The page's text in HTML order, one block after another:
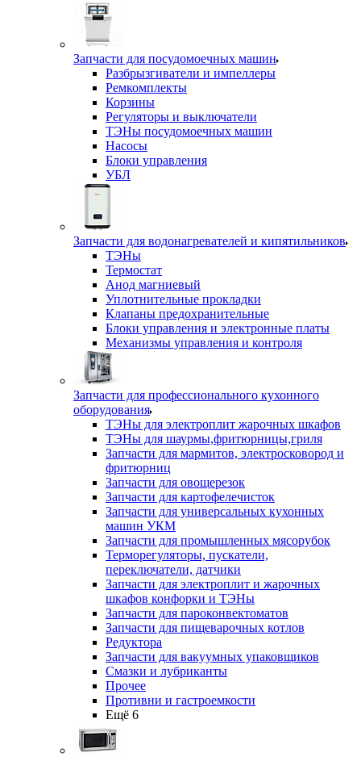
Запчасти для посудомоечных машин
Разбрызгиватели и импеллеры
Ремкомплекты
Корзины
Регуляторы и выключатели
ТЭНы посудомоечных машин
Насосы
Блоки управления
УБЛ
Запчасти для водонагревателей и кипятильников
ТЭНы
Термостат
Анод магниевый
Уплотнительные прокладки
Клапаны предохранительные
Блоки управления и электронные платы
Механизмы управления и контроля
Запчасти для профессионального кухонного
оборудования
ТЭНы для электроплит жарочных шкафов
ТЭНы для шаурмы,фритюрницы,гриля
Запчасти для мармитов, электросковород и
фритюрниц
Запчасти для овощерезок
Запчасти для картофелечисток
Запчасти для универсальных кухонных
машин УКМ
Запчасти для промышленных мясорубок
Терморегуляторы, пускатели,
переключатели, датчики
Запчасти для электроплит и жарочных
шкафов конфорки и ТЭНы
Запчасти для пароконвектоматов
Запчасти для пищеварочных котлов
Редуктора
Запчасти для вакуумных упаковщиков
Смазки и лубриканты
Прочее
Противни и гастроемкости
Ещё 6